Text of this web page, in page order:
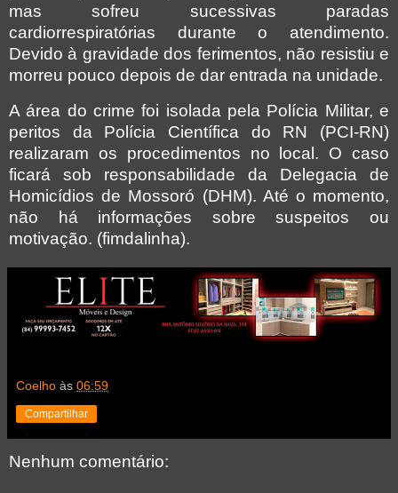
mas sofreu sucessivas paradas
cardiorrespiratórias durante o atendimento.
Devido à gravidade dos ferimentos, não resistiu e
morreu pouco depois de dar entrada na unidade.
A área do crime foi isolada pela Polícia Militar, e
peritos da Polícia Científica do RN (PCI-RN)
realizaram os procedimentos no local. O caso
ficará sob responsabilidade da Delegacia de
Homicídios de Mossoró (DHM). Até o momento,
não há informações sobre suspeitos ou
motivação. (fimdalinha).
Coelho às 06:59
Compartilhar
Nenhum comentário: